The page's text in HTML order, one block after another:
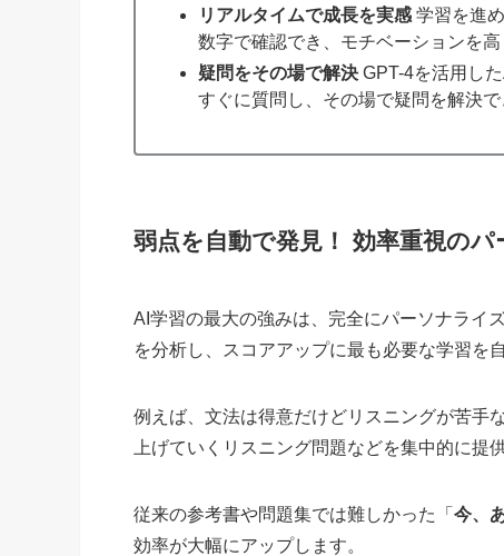
リアルタイムで成長を実感 学習を進
数字で確認でき、モチベーションを高
疑問をその場で解決 GPT-4を活用し
すぐに質問し、その場で疑問を解決で
弱点を自動で発見！ 効率重視の
AI学習の最大の強みは、完全にパーソナライ
を分析し、スコアアップに最も必要な学習を
例えば、文法は得意だけどリスニングが苦手
上げていくリスニング問題などを集中的に提
従来の参考書や問題集では難しかった「 今、
効率が大幅にアップします。